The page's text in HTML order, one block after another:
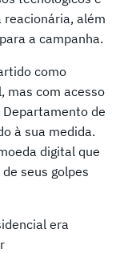
além
a campanha.
como
mas com acesso
de
à sua medida.
digital que
seus golpes
era